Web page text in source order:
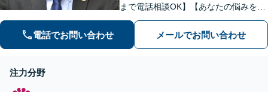
まで電話相談OK】【あなたの悩みを聞
かせて下さい】財産分与、遺産分割、
交通事故、未払賃金、債権回収など解
決実績多数。ご相談内容にとことん向
電話でお問い合わせ メールでお問い合わせ
注力分野